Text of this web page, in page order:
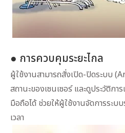
● การควบคุมระยะไกล
ผู้ใช้งานสามารถสั่งเปิด-ปิดระบบ
สถานะของเซนเซอร์ และดูประวัติก
มือถือได้ ช่วยให้ผู้ใช้งานจัดการระ
เวลา